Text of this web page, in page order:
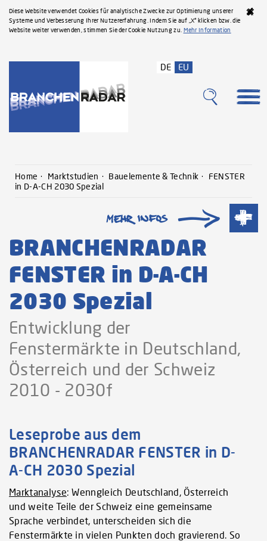
Diese Website verwendet Cookies für analytische Zwecke zur Optimierung unserer
Systeme und Verbesserung Ihrer Nutzererfahrung. Indem Sie auf „X“ klicken bzw. die
Website weiter verwenden, stimmen Sie der Cookie Nutzung zu. Mehr Information
DE EU
Home Marktstudien Bauelemente & Technik
FENSTER
in D-A-CH 2030 Spezial
BRANCHENRADAR
FENSTER in D-A-CH
2030 Spezial
Entwicklung der
Fenstermärkte in Deutschland,
Österreich und der Schweiz
2010 - 2030f
Leseprobe aus dem
BRANCHENRADAR FENSTER in D-
A-CH 2030 Spezial
Marktanalyse: Wenngleich Deutschland, Österreich
und weite Teile der Schweiz eine gemeinsame
Sprache verbindet, unterscheiden sich die
Fenstermärkte in vielen Punkten doch gravierend. So